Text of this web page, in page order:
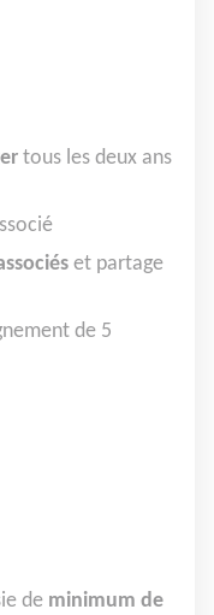
tous les deux ans
et partage
de 5
de minimum de